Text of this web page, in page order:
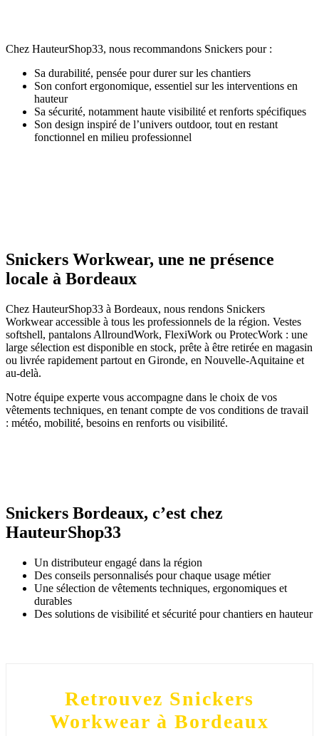
Chez HauteurShop33, nous recommandons Snickers pour :
Sa durabilité, pensée pour durer sur les chantiers
Son confort ergonomique, essentiel sur les interventions en
hauteur
Sa sécurité, notamment haute visibilité et renforts spécifiques
Son design inspiré de l’univers outdoor, tout en restant
fonctionnel en milieu professionnel
Snickers Workwear, une ne présence
locale à Bordeaux
Chez HauteurShop33 à Bordeaux, nous rendons Snickers
Workwear accessible à tous les professionnels de la région. Vestes
softshell, pantalons AllroundWork, FlexiWork ou ProtecWork : une
large sélection est disponible en stock, prête à être retirée en magasin
ou livrée rapidement partout en Gironde, en Nouvelle-Aquitaine et
au-delà.
Notre équipe experte vous accompagne dans le choix de vos
vêtements techniques, en tenant compte de vos conditions de travail
: météo, mobilité, besoins en renforts ou visibilité.
Snickers Bordeaux, c’est chez
HauteurShop33
Un distributeur engagé dans la région
Des conseils personnalisés pour chaque usage métier
Une sélection de vêtements techniques, ergonomiques et
durables
Des solutions de visibilité et sécurité pour chantiers en hauteur
Retrouvez Snickers
Workwear à Bordeaux